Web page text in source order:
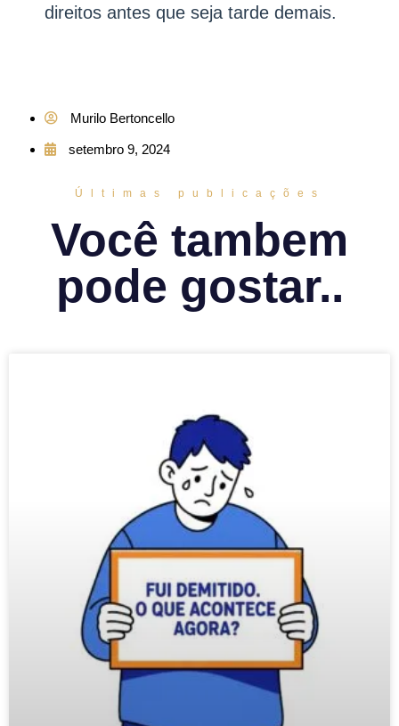
direitos antes que seja tarde demais.
Murilo Bertoncello
setembro 9, 2024
Últimas publicações
Você tambem
pode gostar..